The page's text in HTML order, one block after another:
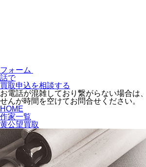
フォーム
話で
買取申込を相談する
お電話が混雑しており繋がらない場合は
せんが時間を空けてお問合せください。
HOME
作家一覧
黄公望買取